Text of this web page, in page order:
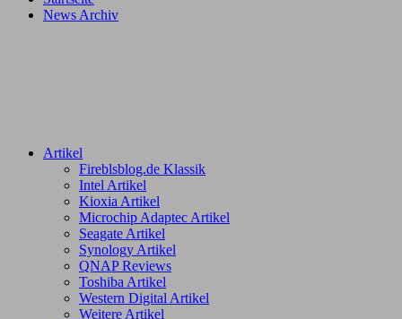
News Archiv
Artikel
Fireblsblog.de Klassik
Intel Artikel
Kioxia Artikel
Microchip Adaptec Artikel
Seagate Artikel
Synology Artikel
QNAP Reviews
Toshiba Artikel
Western Digital Artikel
Weitere Artikel